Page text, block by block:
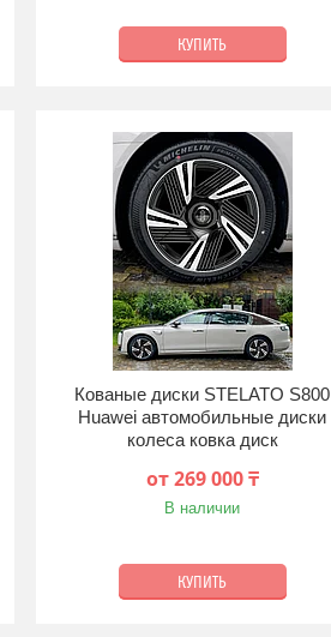
КУПИТЬ
Кованые диски STELATO S800
Huawei автомобильные диски
колеса ковка диск
от 269 000 ₸
В наличии
КУПИТЬ